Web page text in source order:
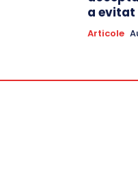
a evitat
Articole